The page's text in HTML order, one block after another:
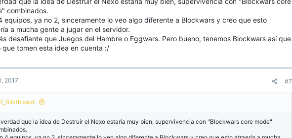
combinados.
equipos, ya no 2, sinceramente lo veo algo diferente a Blockwars y creo que esto
a mucha gente a jugar en el servidor.
desafiante que Juegos del Hambre o Eggwars. Pero bueno, tenemos Blockwars así que
que tomen esta idea en cuenta :/
2017 #7
said:
que la idea de Destruir el Nexo estaría muy bien, supervivencia con "Blockwars core mode"